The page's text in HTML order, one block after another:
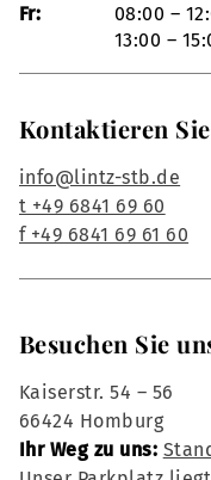
Fr:
08:00 –
13:00 –
Kontaktieren
info@lintz-stb.de
t +49 6841 69 60
f +49 6841 69 61 60
Besuchen Sie
Kaiserstr. 54 – 56
66424 Homburg
Ihr Weg zu uns: